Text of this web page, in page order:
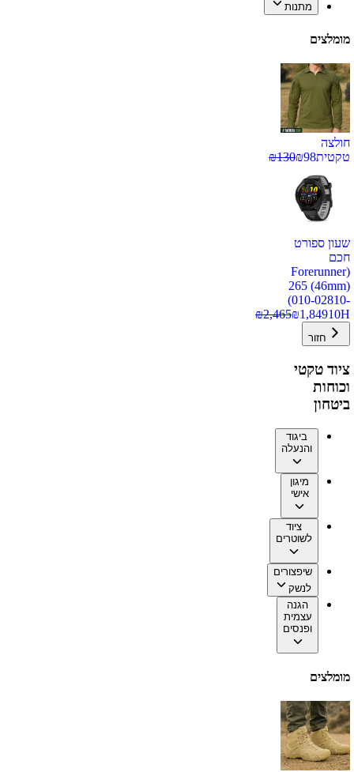
מתנות
מומלצים
חולצה
טקטית
₪98
₪130
שעון ספורט
חכם
(Forerunner
265 (46mm)
(010-02810-
10H
₪1,849
₪2,465
חזור
ציוד טקטי
וכוחות
ביטחון
ביגוד
והנעלה
מיגון
אישי
ציוד
לשוטרים
שיפצורים
לנשק
הגנה
עצמית
ופנסים
מומלצים